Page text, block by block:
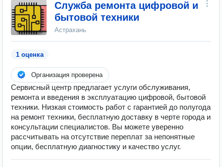
Служба ремонта цифровой и
бытовой техники
Астрахань
1 оценка
Организация проверена
Сервисный центр предлагает услуги обслуживания,
ремонта и введения в эксплуатацию цифровой, бытовой
техники. Низкая стоимость работ с гарантией до полугода
на ремонт техники, бесплатную доставку в черте города и
консультации специалистов. Вы можете уверенно
рассчитывать на отсутствие переплат за непонятные
опции, бесплатную диагностику и качество услуг.